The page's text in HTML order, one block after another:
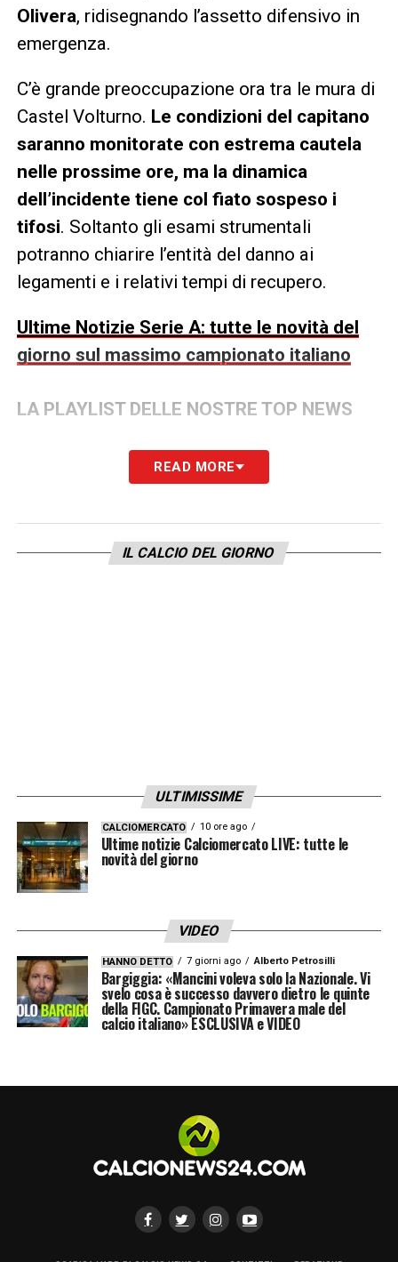
Olivera, ridisegnando l’assetto difensivo in
emergenza.
C’è grande preoccupazione ora tra le mura di
Castel Volturno. Le condizioni del capitano
saranno monitorate con estrema cautela
nelle prossime ore, ma la dinamica
dell’incidente tiene col fiato sospeso i
tifosi. Soltanto gli esami strumentali
potranno chiarire l’entità del danno ai
legamenti e i relativi tempi di recupero.
Ultime Notizie Serie A: tutte le novità del
giorno sul massimo campionato italiano
LA PLAYLIST DELLE NOSTRE TOP NEWS
READ MORE
IL CALCIO DEL GIORNO
ULTIMISSIME
CALCIOMERCATO 10 ore ago
Ultime notizie Calciomercato LIVE: tutte le
novità del giorno
VIDEO
HANNO DETTO 7 giorni ago Alberto Petrosilli
Bargiggia: «Mancini voleva solo la Nazionale. Vi
svelo cosa è successo davvero dietro le quinte
della FIGC. Campionato Primavera male del
calcio italiano» ESCLUSIVA e VIDEO